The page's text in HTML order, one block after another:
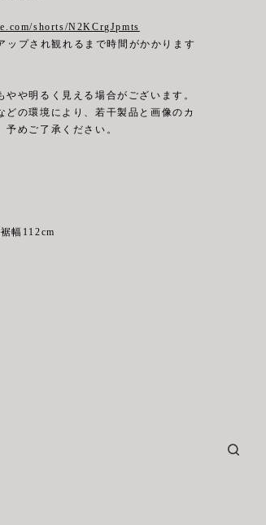
shorts/N2KCrgJpmts
プされ観れるまで時間がかかります
や明るく見える場合がございます。
どの環境により、若干製品と画像のカ
めご了承ください。
112cm